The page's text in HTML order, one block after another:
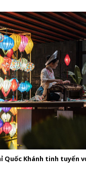
Quốc Khánh tinh tuyển